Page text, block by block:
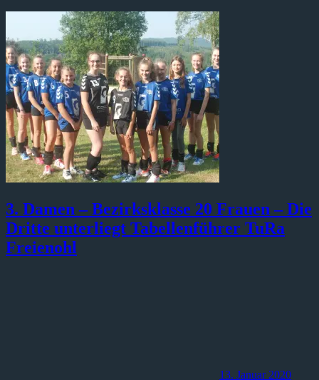
3. Damen – Bezirksklasse 20 Frauen – Die
Dritte unterliegt Tabellenführer TuRa
Freienohl
13. Januar 2020